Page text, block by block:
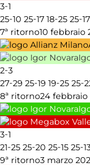
3-1
25-10 25-17 18-25 25-17
7ª ritorno10 febbraio
2-3
27-29 25-19 19-25 25-
8ª ritorno24 febbraio
3-1
21-25 25-20 25-15 25-
9ª ritorno3 marzo